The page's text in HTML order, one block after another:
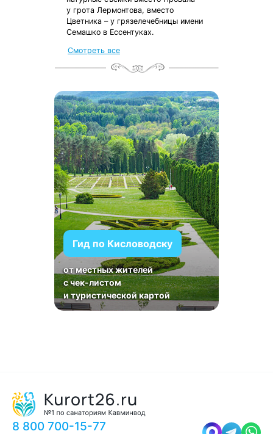
у грота Лермонтова, вместо
Цветника – у грязелечебницы имени
Семашко в Ессентуках.
Смотреть все
Гид по Кисловодску
от местных жителей
с чек-листом
и туристической картой
8 800 700-15-77